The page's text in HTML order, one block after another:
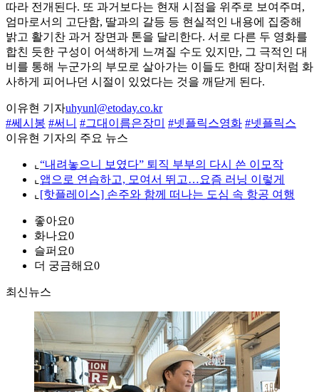
따라 전개된다. 또 과거보다는 현재 시점을 위주로 보여주며,
엄마로서의 고단함, 딸과의 갈등 등 현실적인 내용에 집중해
밝고 활기찬 과거 장면과 톤을 달리한다. 서로 다른 두 영화를
합친 듯한 구성이 어색하게 느껴질 수도 있지만, 그 극적인 대
비를 통해 누군가의 부모로 살아가는 이들도 한때 장미처럼 화
사하게 피어나던 시절이 있었다는 것을 깨닫게 된다.
이유현 기자uhyunl@etoday.co.kr
#쎄시봉 #써니 #그대이름은장미 #넷플릭스영화 #넷플릭스
이유현 기자의 주요 뉴스
⌞ “내려놓으니 보였다” 퇴직 부부의 다시 쓴 이모작
⌞ 앱으로 연습하고, 모여서 뛰고…요즘 러닝 이렇게
⌞ [핫플레이스] 손주와 함께 떠나는 도심 속 항공 여행
좋아요0
화나요0
슬퍼요0
더 궁금해요0
최신뉴스